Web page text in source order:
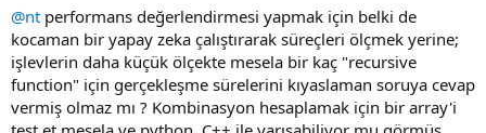
@nt performans değerlendirmesi yapmak için belki de
kocaman bir yapay zeka çalıştırarak süreçleri ölçmek yerine;
işlevlerin daha küçük ölçekte mesela bir kaç "recursive
function" için gerçekleşme sürelerini kıyaslaman soruya cevap
vermiş olmaz mı ? Kombinasyon hesaplamak için bir array'i